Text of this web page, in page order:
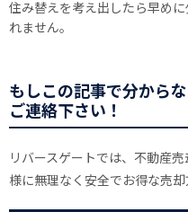
住み替えを考え出したら早め
れません。
もしこの記事で分から
ご連絡下さい！
リバースゲートでは、不動産
様に無理なく安全でお得な売却